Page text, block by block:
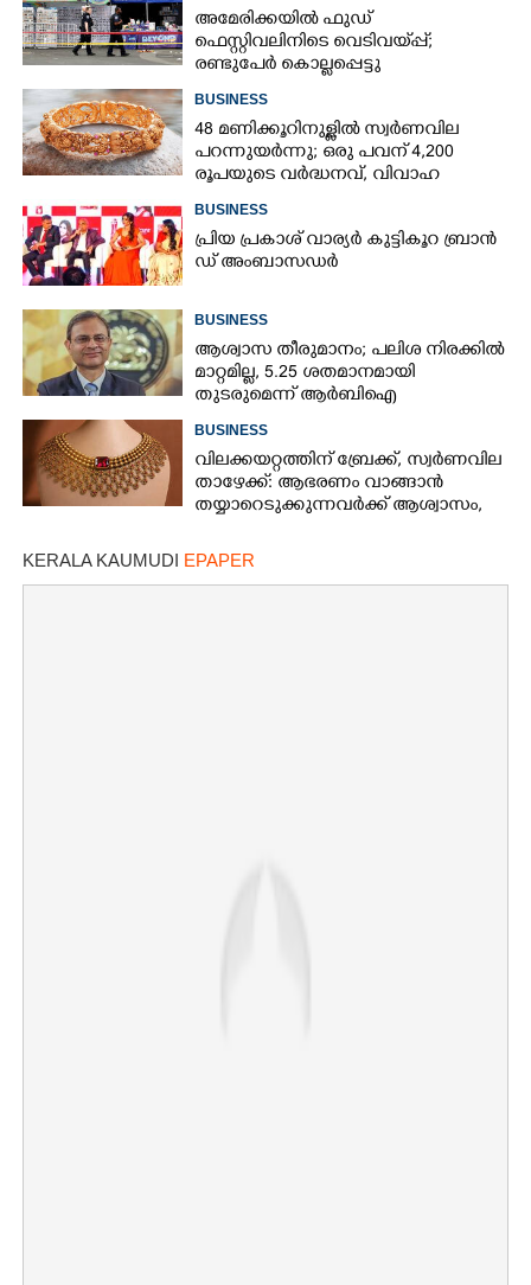
അമേരിക്കയിൽ ഫുഡ്
ഫെസ്റ്റിവലിനിടെ വെടിവയ്‌പ്പ്;
രണ്ടുപേർ കൊല്ലപ്പെട്ടു
BUSINESS
48 മണിക്കൂറിനുള്ളിൽ സ്വർണവില
പറന്നുയർന്നു; ഒരു പവന് 4,200
രൂപയുടെ വർദ്ധനവ്, വിവാഹ
സീസണിൽ കനത്ത തിരിച്ചടി
BUSINESS
പ്രി​യ​ ​പ്ര​കാ​ശ് ​വാ​ര്യർ കു​ട്ടി​കൂ​റ​ ​ ബ്രാ​ൻ​
ഡ് ​അം​ബാ​സ​ഡ​ർ
BUSINESS
ആശ്വാസ തീരുമാനം; പലിശ നിരക്കിൽ
മാറ്റമില്ല, 5.25 ശതമാനമായി
തുടരുമെന്ന് ആർബിഐ
BUSINESS
വിലക്കയറ്റത്തിന് ബ്രേക്ക്, സ്വർണവില
താഴേക്ക്: ആഭരണം വാങ്ങാൻ
തയ്യാറെടുക്കുന്നവർക്ക് ആശ്വാസം,
KERALA KAUMUDI EPAPER